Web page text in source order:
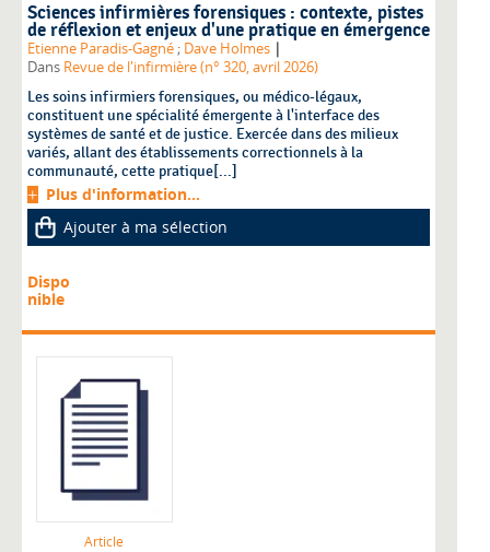
Sciences infirmières forensiques : contexte, pistes
de réflexion et enjeux d'une pratique en émergence
Etienne Paradis-Gagné ; Dave Holmes |
Dans Revue de l'infirmière (n° 320, avril 2026)
Les soins infirmiers forensiques, ou médico-légaux,
constituent une spécialité émergente à l'interface des
systèmes de santé et de justice. Exercée dans des milieux
variés, allant des établissements correctionnels à la
communauté, cette pratique[...]
Plus d'information...
Ajouter à ma sélection
Dispo
nible
Article